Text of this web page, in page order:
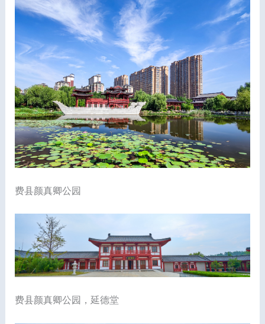
费县颜真卿公园
费县颜真卿公园，延德堂